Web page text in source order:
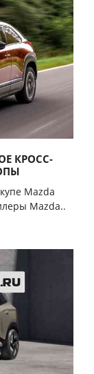
КРОСС-
Mazda
Mazda..